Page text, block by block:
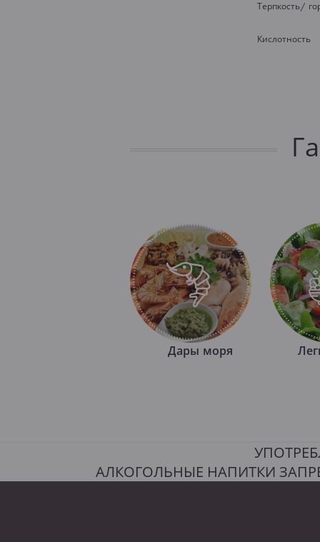
Терпкость/
Кислотность
Дары моря
АЛКОГОЛЬНЫЕ НАПИТКИ